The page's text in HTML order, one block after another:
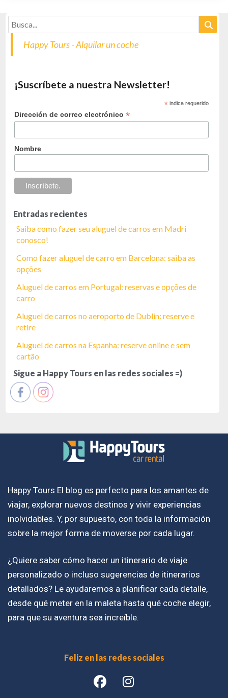
Happy Tours - Alquilar un coche
¡Suscríbete a nuestra Newsletter!
* indica requerido
Dirección de correo electrónico*
Nombre
Entradas recientes
Saiba como fazer seu aluguel de carros em Madri
conosco!
Como fazer aluguel de carro em Barcelona: saiba as
opções
Aluguel de carros em Portugal: reservas e opções de
carro
Aluguel de carros no aeroporto de Dublin: reserve e
retire
Aluguel de carros na Espanha: reserve online e sem
cartão
Sigue a Happy Tours en las redes sociales =)
Happy Tours El blog es perfecto para los amantes de
viajar, explorar nuevos destinos y vivir experiencias
inolvidables. Y, por supuesto, con toda la información
sobre la mejor forma de moverse por cada lugar.
¿Quiere saber cómo hacer un itinerario de viaje
personalizado o incluso sugerencias de itinerarios
detallados? Le ayudaremos a planificar cada detalle,
desde qué meter en la maleta hasta qué coche elegir,
para que su aventura sea increíble.
Feliz en las redes sociales